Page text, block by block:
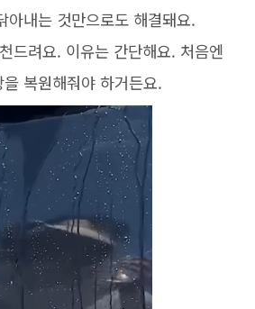
아내는 것만으로도 해결돼요.
드려요. 이유는 간단해요. 처음엔
복원해줘야 하거든요.